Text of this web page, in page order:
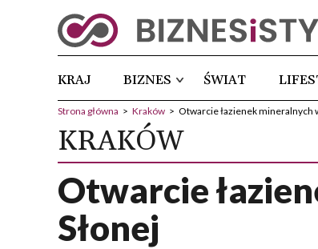
KRAJ BIZNES ŚWIAT
Strona główna > Kraków > Otwarcie łazienek mineralnych
KRAKÓW
Otwarcie
Słonej